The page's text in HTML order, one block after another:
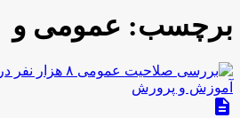
برچسب: عمومی و
description